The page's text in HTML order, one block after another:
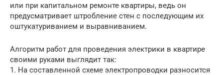
или при капитальном ремонте квартиры, ведь он
предусматривает штробление стен с последующим их
оштукатуриванием и выравниванием.
Алгоритм работ для проведения электрики в квартире
своими руками выглядит так:
1. На составленной схеме электропроводки разносится